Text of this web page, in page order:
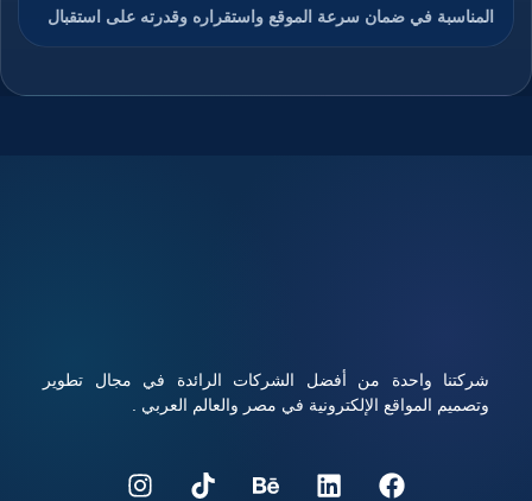
المناسبة في ضمان سرعة الموقع واستقراره وقدرته على استقبال
الزوار دون انقطاع، كما يمنح الدومين هوية رقمية مميزة تسهل على
شركتنا واحدة من أفضل الشركات الرائدة في مجال تطوير
وتصميم المواقع الإلكترونية في مصر والعالم العربي .